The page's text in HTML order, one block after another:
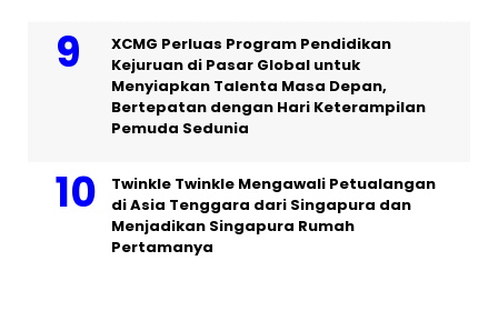
XCMG Perluas Program Pendidikan
Kejuruan di Pasar Global untuk
Menyiapkan Talenta Masa Depan,
Bertepatan dengan Hari Keterampilan
Pemuda Sedunia
Twinkle Twinkle Mengawali Petualangan
di Asia Tenggara dari Singapura dan
Menjadikan Singapura Rumah
Pertamanya